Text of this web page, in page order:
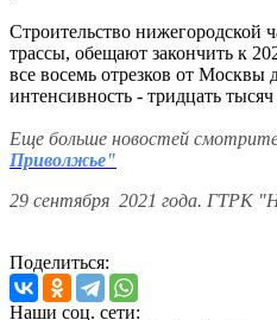
Строительство нижегородской
трассы, обещают закончить к
все восемь отрезков от Москвы
интенсивность - тридцать
Еще больше новостей
Приволжье"
29 сентября 2021 года. ГТРК
Поделиться:
Наши соц. сети: